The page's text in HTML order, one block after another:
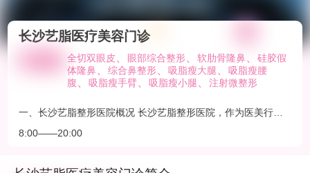
长沙艺脂医疗美容门诊
全切双眼皮 眼部综合整形、 软肋骨隆鼻、
硅胶假
体隆鼻、 综合鼻整形、 吸脂瘦大腿
吸脂瘦腰
腹
吸脂瘦手臂 吸脂瘦小腿 注射微整形
一、长沙艺脂整形医院概况 长沙艺脂整形医院，作为医美行业
成功案 例，赢得了广大求美者的信赖与赞誉。医院成立于20余
米，设有4间高标准的手术室、10间皮肤治疗室和9间温馨舒适
8:00——20:00